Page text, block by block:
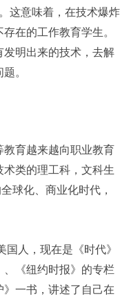
这意味着，在技术爆炸
在的工作教育学生。
明出来的技术，去解
。
育越来越向职业教育
类的理工科，文科生
球化、商业化时代，
人，现在是《时代》
《纽约时报》的专栏
一书，讲述了自己在